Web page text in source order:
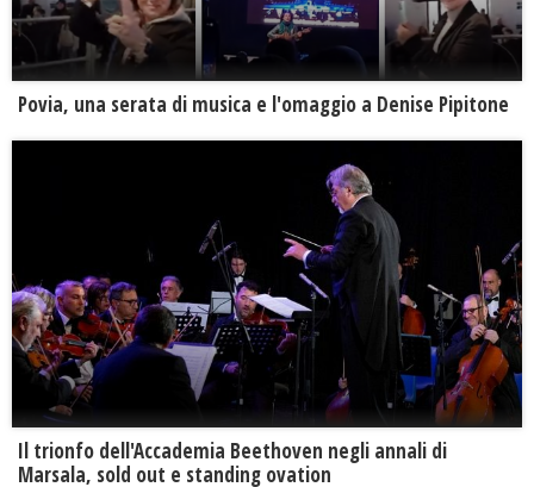
Povia, una serata di musica e l'omaggio a Denise Pipitone
Il trionfo dell'Accademia Beethoven negli annali di
Marsala, sold out e standing ovation